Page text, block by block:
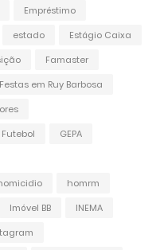
Empréstimo
estado
Estágio Caixa
Famaster
Festas em Ruy Barbosa
Futebol
GEPA
homrm
Imóvel BB
INEMA